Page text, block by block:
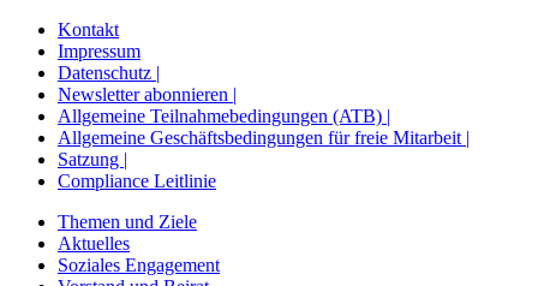
Kontakt
Impressum
Datenschutz |
Newsletter abonnieren |
Allgemeine Teilnahmebedingungen (ATB) |
Allgemeine Geschäftsbedingungen für freie Mitarbeit |
Satzung |
Compliance Leitlinie
Themen und Ziele
Aktuelles
Soziales Engagement